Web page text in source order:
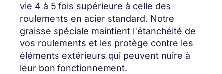
vie 4 à 5 fois supérieure à celle des
roulements en acier standard. Notre
graisse spéciale maintient l'étanchéité de
vos roulements et les protège contre les
éléments extérieurs qui peuvent nuire à
leur bon fonctionnement.